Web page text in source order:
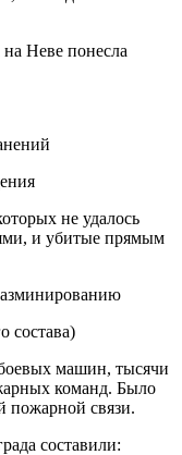
Неве понесла
не удалось
и убитые прямым
состава)
машин, тысячи
команд. Было
пожарной связи.
составили: